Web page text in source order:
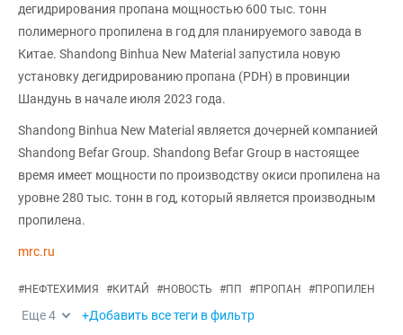
дегидрирования пропана мощностью 600 тыс. тонн
полимерного пропилена в год для планируемого завода в
Китае. Shandong Binhua New Material запустила новую
установку дегидрированию пропана (PDH) в провинции
Шандунь в начале июля 2023 года.
Shandong Binhua New Material является дочерней компанией
Shandong Befar Group. Shandong Befar Group в настоящее
время имеет мощности по производству окиси пропилена на
уровне 280 тыс. тонн в год, который является производным
пропилена.
mrc.ru
#НЕФТЕХИМИЯ #КИТАЙ #НОВОСТЬ #ПП #ПРОПАН #ПРОПИЛЕН
Еще4 +Добавить все теги в фильтр